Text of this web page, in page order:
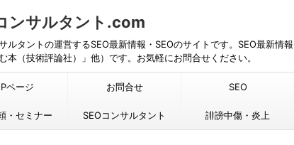
ンサルタント.com
ルタントの運営するSEO最新情報・SEOのサイトです。SEO最新
本（技術評論社）」他）です。お気軽にお問合せください。
ページ お問合せ SEO
・セミナー SEOコンサルタント 誹謗中傷・炎上